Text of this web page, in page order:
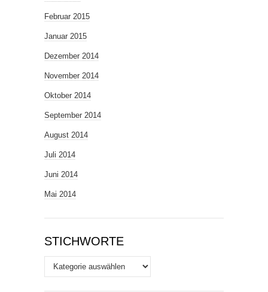
Februar 2015
Januar 2015
Dezember 2014
November 2014
Oktober 2014
September 2014
August 2014
Juli 2014
Juni 2014
Mai 2014
STICHWORTE
Stichworte